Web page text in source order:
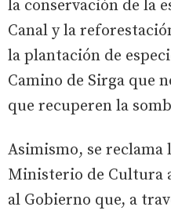
la conservación de la
Canal y la
la plantación de
Camino de Sirga que
que recuperen la
Asimismo, se
Ministerio de Cultura
al Gobierno que, a